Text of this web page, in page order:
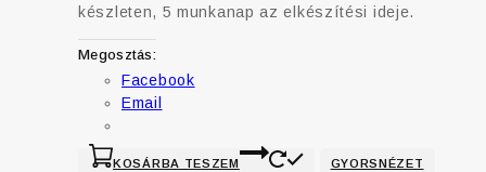
készleten, 5 munkanap az elkészítési ideje.
Megosztás:
Facebook
Email
KOSÁRBA TESZEM GYORSNÉZET